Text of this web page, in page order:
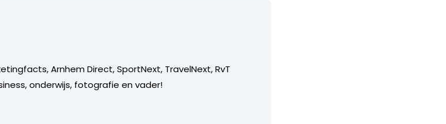
Arnhem Direct, SportNext, TravelNext, RvT
onderwijs, fotografie en vader!